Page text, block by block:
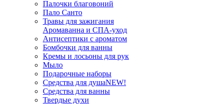
Палочки благовоний
Пало Санто
Травы для зажигания
Аромаванна и СПА-уход
Антисептики с ароматом
Бомбочки для ванны
Кремы и лосьоны для рук
Мыло
Подарочные наборы
Средства для душаNEW!
Средства для ванны
Твердые духи